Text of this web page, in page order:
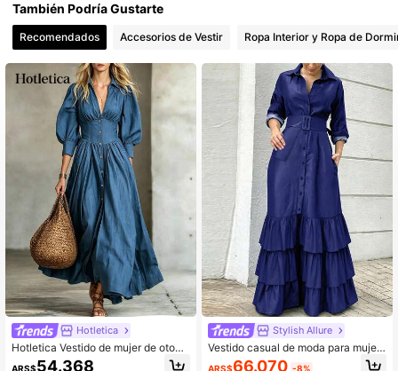
110K Seguidores
4,84
También Podría Gustarte
Recomendados Accesorios de Vestir Ropa Interior y Ropa de
Hotletica
Hotletica Vestido de mujer de otoño
nuevo con cuello en V, cintura ceñi
ARS$54.368
Stylish Allure
Vestido casual de moda para mujer,
elegante, con cuello de solapa, man
ARS$66.070 -8%